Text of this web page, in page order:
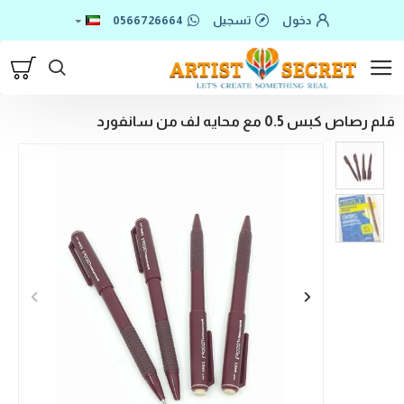
دخول تسجيل 0566726664
قلم رصاص كبس 0.5 مع محايه لف من سانفورد